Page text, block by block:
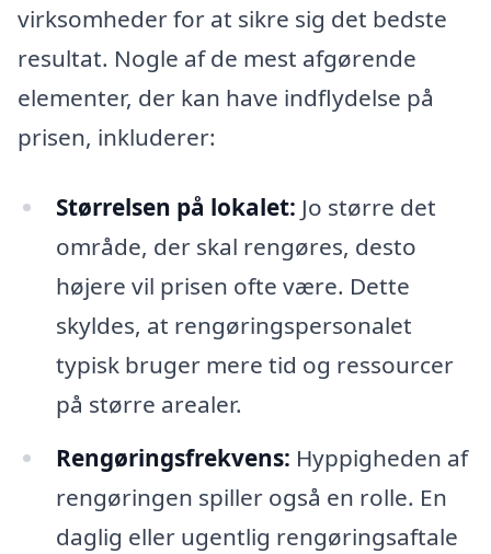
virksomheder for at sikre sig det bedste
resultat. Nogle af de mest afgørende
elementer, der kan have indflydelse på
prisen, inkluderer:
Størrelsen på lokalet: Jo større det
område, der skal rengøres, desto
højere vil prisen ofte være. Dette
skyldes, at rengøringspersonalet
typisk bruger mere tid og ressourcer
på større arealer.
Rengøringsfrekvens: Hyppigheden af
rengøringen spiller også en rolle. En
daglig eller ugentlig rengøringsaftale